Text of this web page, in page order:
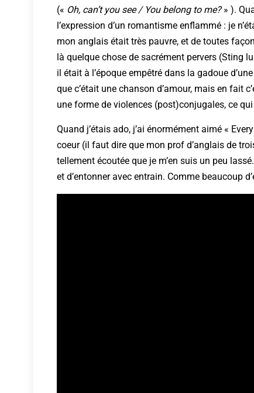
(« Oh, can’t you see / You belong to me?» ).
l’expression d’un romantisme enflammé : je
mon anglais était très pauvre, et de toutes
là quelque chose de sacrément pervers (Sting
il était à l’époque empêtré dans la gadoue
que c’était une chanson d’amour, mais en fait
une forme de violences (post)conjugales, ce qui
Quand j’étais ado, j’ai énormément aimé «
coeur (il faut dire que mon prof d’anglais de
tellement écoutée que je m’en suis un peu
et d’entonner avec entrain. Comme beaucoup